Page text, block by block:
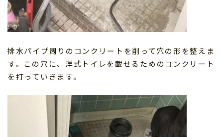
排水パイプ周りのコンクリートを削って穴の形を整えま
す。この穴に、洋式トイレを載せるためのコンクリート
を打っていきます。